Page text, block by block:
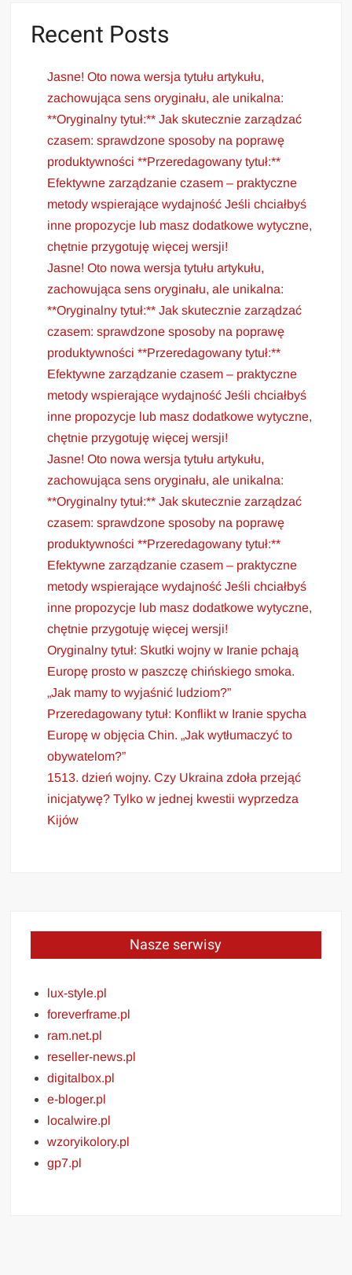
Recent Posts
Jasne! Oto nowa wersja tytułu artykułu,
zachowująca sens oryginału, ale unikalna:
**Oryginalny tytuł:** Jak skutecznie zarządzać
czasem: sprawdzone sposoby na poprawę
produktywności **Przeredagowany tytuł:**
Efektywne zarządzanie czasem – praktyczne
metody wspierające wydajność Jeśli chciałbyś
inne propozycje lub masz dodatkowe wytyczne,
chętnie przygotuję więcej wersji!
Jasne! Oto nowa wersja tytułu artykułu,
zachowująca sens oryginału, ale unikalna:
**Oryginalny tytuł:** Jak skutecznie zarządzać
czasem: sprawdzone sposoby na poprawę
produktywności **Przeredagowany tytuł:**
Efektywne zarządzanie czasem – praktyczne
metody wspierające wydajność Jeśli chciałbyś
inne propozycje lub masz dodatkowe wytyczne,
chętnie przygotuję więcej wersji!
Jasne! Oto nowa wersja tytułu artykułu,
zachowująca sens oryginału, ale unikalna:
**Oryginalny tytuł:** Jak skutecznie zarządzać
czasem: sprawdzone sposoby na poprawę
produktywności **Przeredagowany tytuł:**
Efektywne zarządzanie czasem – praktyczne
metody wspierające wydajność Jeśli chciałbyś
inne propozycje lub masz dodatkowe wytyczne,
chętnie przygotuję więcej wersji!
Oryginalny tytuł: Skutki wojny w Iranie pchają
Europę prosto w paszczę chińskiego smoka.
„Jak mamy to wyjaśnić ludziom?”
Przeredagowany tytuł: Konflikt w Iranie spycha
Europę w objęcia Chin. „Jak wytłumaczyć to
obywatelom?”
1513. dzień wojny. Czy Ukraina zdoła przejąć
inicjatywę? Tylko w jednej kwestii wyprzedza
Kijów
Nasze serwisy
lux-style.pl
foreverframe.pl
ram.net.pl
reseller-news.pl
digitalbox.pl
e-bloger.pl
localwire.pl
wzoryikolory.pl
gp7.pl